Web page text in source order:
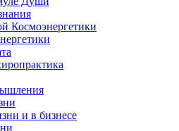
Космоэнергетики
и в бизнесе